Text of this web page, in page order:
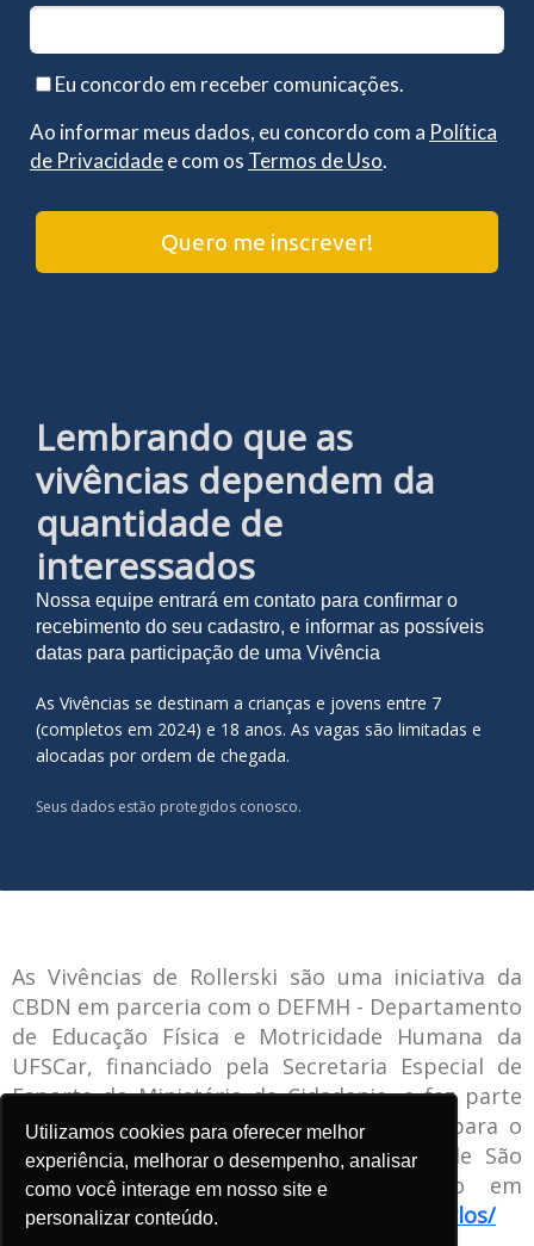
Utilizamos cookies para oferecer melhor
experiência, melhorar o desempenho, analisar
como você interage em nosso site e
personalizar conteúdo.
Eu concordo em receber comunicações.
Ao informar meus dados, eu concordo com a Política
de Privacidadee com os Termos de Uso.
Quero me inscrever!
Lembrando que as
vivências dependem da
quantidade de
interessados
Nossa equipe entrará em contato para confirmar o
recebimento do seu cadastro, e informar as possíveis
datas para participação de uma Vivência
As Vivências se destinam a crianças e jovens entre 7
(completos em 2024) e 18 anos. As vagas são limitadas e
alocadas por ordem de chegada.
Seus dados estão protegidos conosco.
As Vivências de Rollerski são uma iniciativa da
CBDN em parceria com o DEFMH - Departamento
de Educação Física e Motricidade Humana da
UFSCar, financiado pela Secretaria Especial de
Esporte do Ministério da Cidadania, e faz parte
do NEBAR - Núcleo de Esporte de Base para o
Alto Rendimento de Esportes na Neve de São
Carlos. Saiba mais sobre o projeto em
https://cbdn.org.br/nucleo-de-base-sao-carlos/